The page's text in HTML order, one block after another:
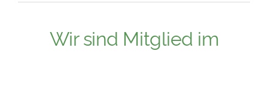
Wir sind Mitglied im